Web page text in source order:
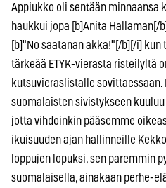
Appiukko oli sentään minnaansa
haukkui jopa [b]Anita Hallaman[/
[b]"No saatanan akka!"[/b][/i]
tärkeää ETYK-vierasta risteilyltä
kutsuvieraslistalle
suomalaisten sivistykseen
jotta vihdoinkin pääsemme
ikuisuuden ajan hallinneille
loppujen lopuksi, sen paremmin
suomalaisella, ainakaan perhe-